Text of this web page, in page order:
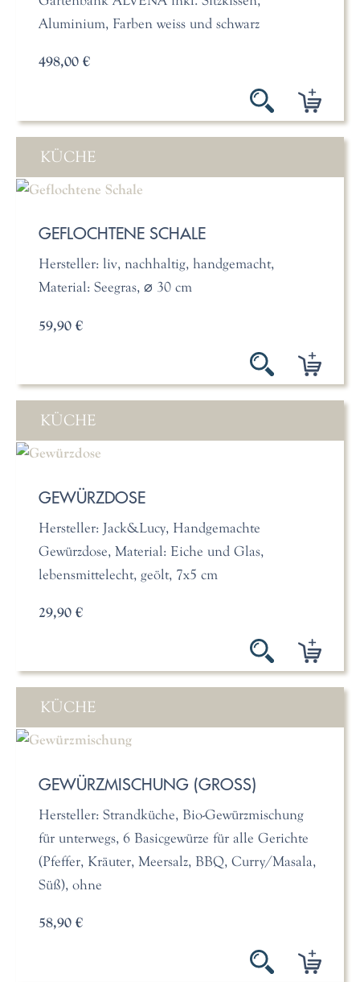
Aluminium, Farben weiss und schwarz
498,00 €
KÜCHE
GEFLOCHTENE SCHALE
Hersteller: liv, nachhaltig, handgemacht,
Material: Seegras, ⌀ 30 cm
59,90 €
KÜCHE
GEWÜRZDOSE
Hersteller: Jack&Lucy, Handgemachte
Gewürzdose, Material: Eiche und Glas,
lebensmittelecht, geölt, 7x5 cm
29,90 €
KÜCHE
GEWÜRZMISCHUNG (GROSS)
Hersteller: Strandküche, Bio-Gewürzmischung
für unterwegs, 6 Basicgewürze für alle Gerichte
(Pfeffer, Kräuter, Meersalz, BBQ, Curry/Masala,
Süß), ohne
58,90 €